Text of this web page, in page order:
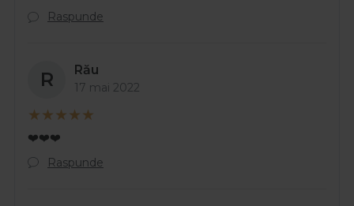
Raspunde
R Rău
17 mai 2022
❤️❤️❤️
Raspunde